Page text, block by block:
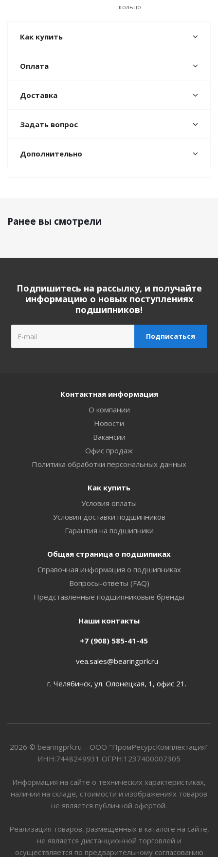
кольцо
Как купить
Оплата
Доставка
Задать вопрос
Дополнительно
Ранее вы смотрели
Подпишитесь на рассылку, и получайте
информацию о новых поступлениях
подшипников!
Контактная информация
О компании
Новости
Вакансии
Офис продаж
Политика обработки персональных данных
Как купить
Условия оплаты
Условия доставки подшипников
Гарантия на подшипники
Общая страница о подшипиках
Справочная информация о подшипниках
Вопросы-ответы (FAQ)
Представленные подшипниковые бренды
Наши контакты
+7 (908) 585-41-45
vea.sales@bearingprk.ru
г. Челябинск, ул. Олонецкая, 1, офис 21.
2026 © bearingprk.ru – ООО "ПромРесурсКомплектация"
ИНН:7448249931 ОГРН:1237400007305
Информация на сайте о технических характеристиках,
наличии на складе, стоимости и изображениях товаров
не является публичной офертой.
Реализация товаров, размещенных в каталоге на сайте,
не является дистанционной торговлей и
осуществляется по предварительному согласованию